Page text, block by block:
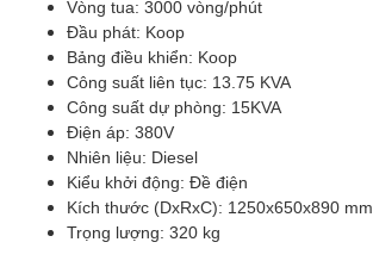
Vòng tua: 3000 vòng/phút
Đầu phát: Koop
Bảng điều khiển: Koop
Công suất liên tục: 13.75 KVA
Công suất dự phòng: 15KVA
Điện áp: 380V
Nhiên liệu: Diesel
Kiểu khởi động: Đề điện
Kích thước (DxRxC): 1250x650x890 mm
Trọng lượng: 320 kg